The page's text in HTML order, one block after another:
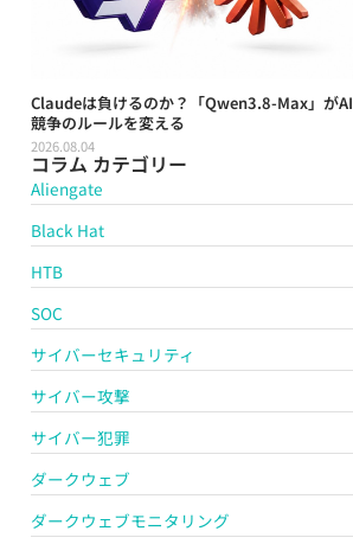
Claudeは負けるのか？「Qwen3.8-Max」がAI
競争のルールを変える
2026.08.04
コラム カテゴリー
Aliengate
Black Hat
HTB
SOC
サイバーセキュリティ
サイバー攻撃
サイバー犯罪
ダークウェブ
ダークウェブモニタリング